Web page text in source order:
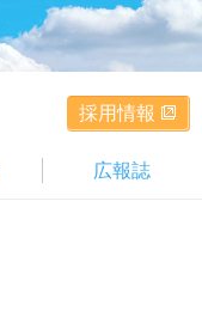
採用情報
広報誌